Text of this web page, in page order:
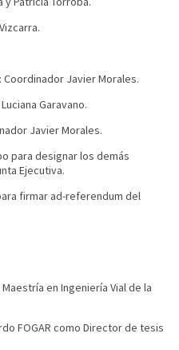
Javier Morales.
Garavano.
Javier Morales.
para designar los demás
Ejecutiva.
firmar ad-referendum del
en Ingeniería Vial de la
FOGAR como Director de tesis